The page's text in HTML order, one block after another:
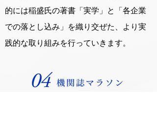
的には稲盛氏の著書「実学」と「各企業
での落とし込み」を織り交ぜた、より実
践的な取り組みを行っていきます。